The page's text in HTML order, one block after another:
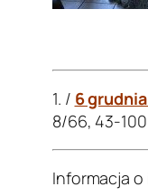
1. / 6
8/66, 43-
Informacja